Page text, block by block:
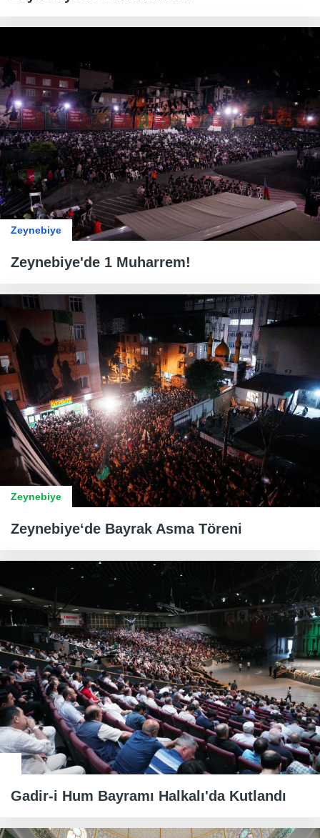
Zeynebiye
Zeynebiye'de 1 Muharrem!
Zeynebiye
Zeynebiye‘de Bayrak Asma Töreni
Gadir-i Hum Bayramı Halkalı'da Kutlandı